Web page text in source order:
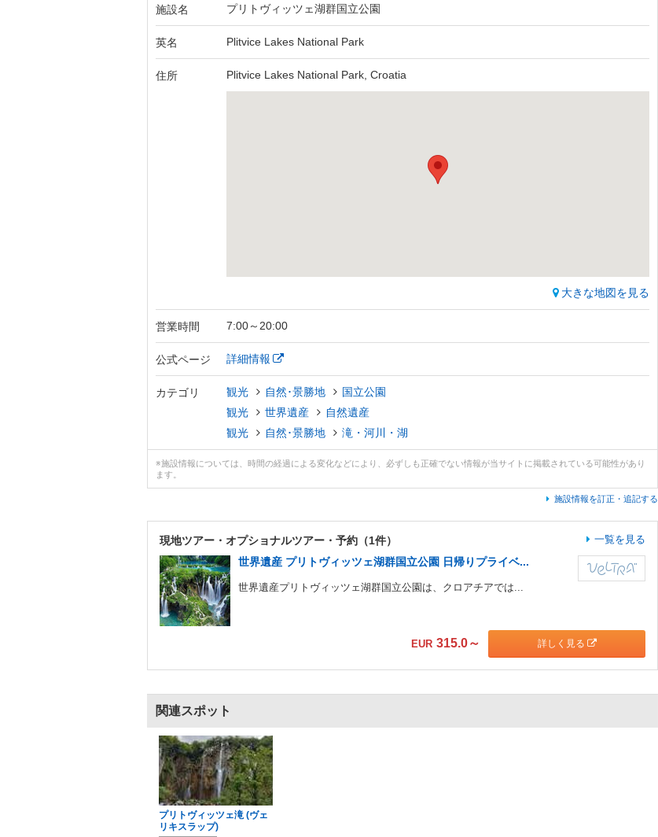
施設名 プリトヴィッツェ湖群国立公園
英名 Plitvice Lakes National Park
住所 Plitvice Lakes National Park, Croatia
大きな地図を見る
営業時間 7:00～20:00
公式ページ 詳細情報
カテゴリ 観光 自然･景勝地
国立公園
観光
世界遺産
自然遺産
観光
自然･景勝地 滝・河川・湖
※施設情報については、時間の経過による変化などにより、必ずしも正確でない情報が当サイトに掲載されている可能性があり
ます。
施設情報を訂正・追記する
現地ツアー・ オプショナルツアー・予約（1件） 一覧を見る
世界遺産 プリトヴィッツェ湖群国立公園 日帰りプライベ...
世界遺産プリトヴィッツェ湖群国立公園は、クロアチアでは...
EUR 315.0～ 詳しく見る
関連スポット
プリトヴィッツェ滝 (ヴェ
リキスラップ)